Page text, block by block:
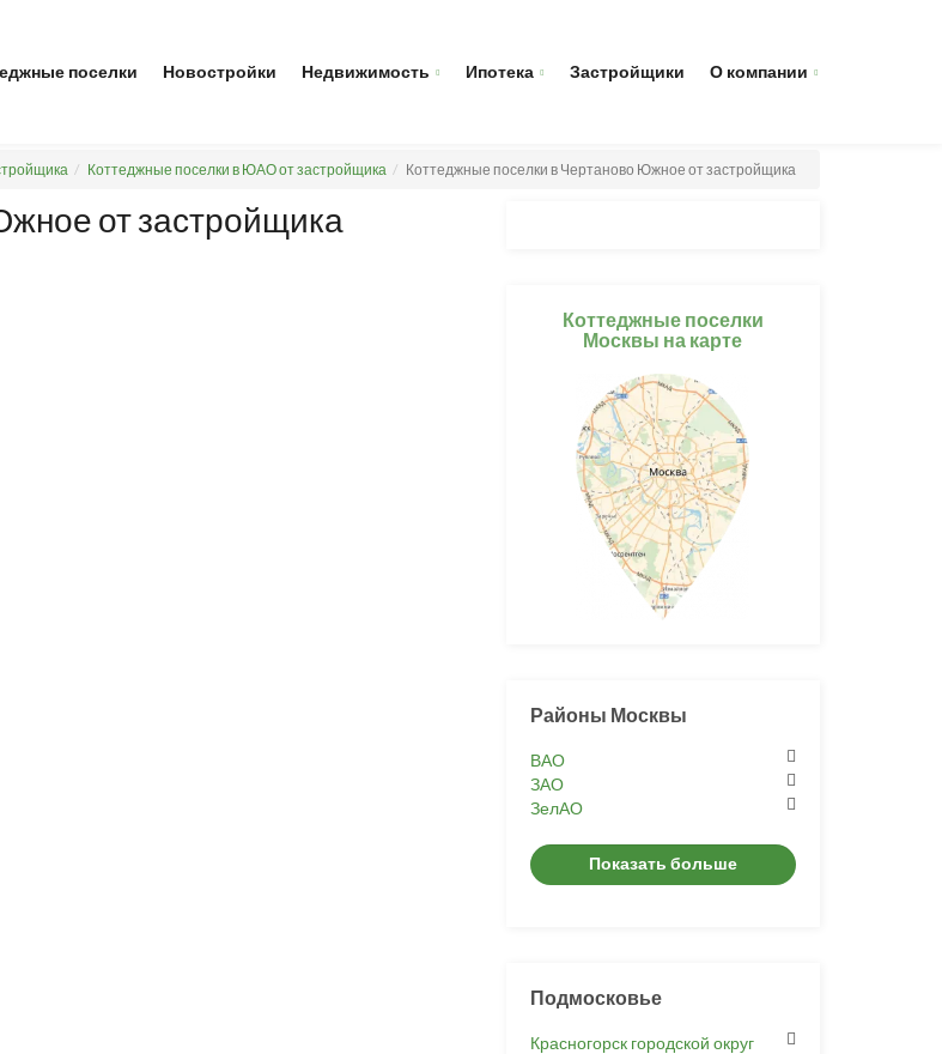
поселки Новостройки Недвижимость Ипотека Застройщики О компании
Коттеджные поселки в ЮАО от застройщика Коттеджные поселки в Чертаново Южное от застройщика
от застройщика
Коттеджные поселки
Москвы на карте
Районы Москвы
ВАО
ЗАО
ЗелАО
Показать больше
Подмосковье
Красногорск городской округ